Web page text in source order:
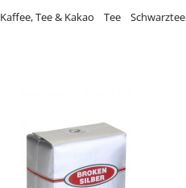
Kaffee, Tee & Kakao Tee Schwarztee